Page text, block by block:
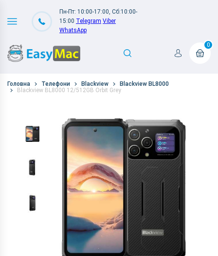
Пн-Пт: 10:00-17:00, Сб:10:00-
15:00 Telegram Viber
WhatsApp
0
Головна Телефони Blackview
Blackview BL8000
Blackview BL8000 12/512GB Orbit Grey